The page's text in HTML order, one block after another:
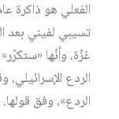
تسيبي لفيني بعد
غزّة، وأنّها
الردع
الردع»، وفق قولها.